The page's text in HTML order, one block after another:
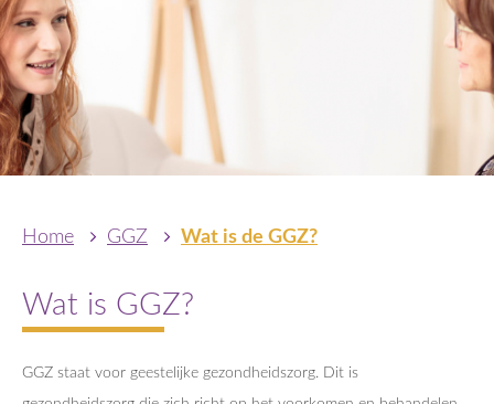
Home GGZ Wat is de GGZ?
Wat is GGZ?
GGZ staat voor geestelijke gezondheidszorg. Dit is